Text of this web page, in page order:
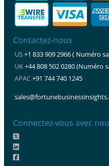
Contactez-nous
US+1 833 909 2966 ( Numéro
UK+44 808 502 0280 (Numéro
APAC+91 744 740 1245
Connectez-vous avec